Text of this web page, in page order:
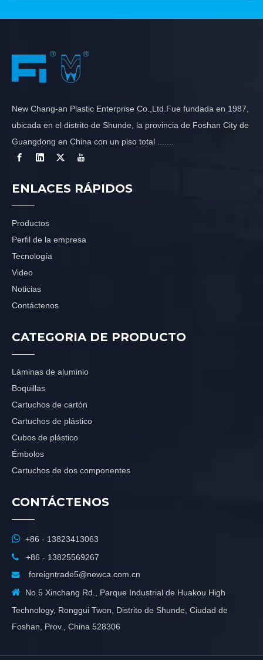
New Chang-an Plastic Enterprise Co.,Ltd.Fue fundada en 1987,
ubicada en el distrito de Shunde, la provincia de Foshan City de
Guangdong en China con un piso total .......
ENLACES RÁPIDOS
Productos
Perfil de la empresa
Tecnología
Video
Noticias
Contáctenos
CATEGORIA DE PRODUCTO
Láminas de aluminio
Boquillas
Cartuchos de cartón
Cartuchos de plástico
Cubos de plástico
Émbolos
Cartuchos de dos componentes
CONTÁCTENOS
 +86 - 13823413063
 +86 - 13825569267

foreigntrade5@newca.com.cn
 No.5 Xinchang Rd., Parque Industrial de Huakou High
Technology, Ronggui Twon, Distrito de Shunde, Ciudad de
Foshan, Prov., China 528306